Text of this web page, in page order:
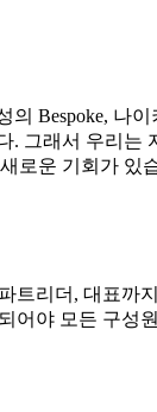
Bespoke, 나
그래서 우리
로운 기회가
리더, 대표
어야 모든 구